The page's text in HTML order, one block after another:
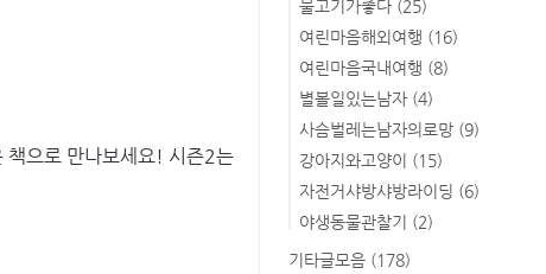
책으로 만나보세요! 시즌2는
물고기가좋다 (25)
여린마음해외여행 (16)
여린마음국내여행 (8)
별볼일있는남자 (4)
사슴벌레는남자의로망 (9)
강아지와고양이 (15)
자전거샤방샤방라이딩 (6)
야생동물관찰기 (2)
기타글모음 (178)